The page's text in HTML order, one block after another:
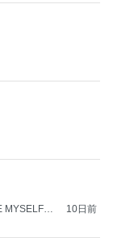
」
10日前